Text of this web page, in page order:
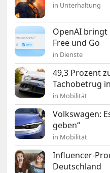
in Unterhaltung
OpenAI bringt
Free und Go
in Dienste
49,3 Prozent
Tachobetrug
in Mobilität
Volkswagen:
geben“
in Mobilität
Influencer-
Deutschland